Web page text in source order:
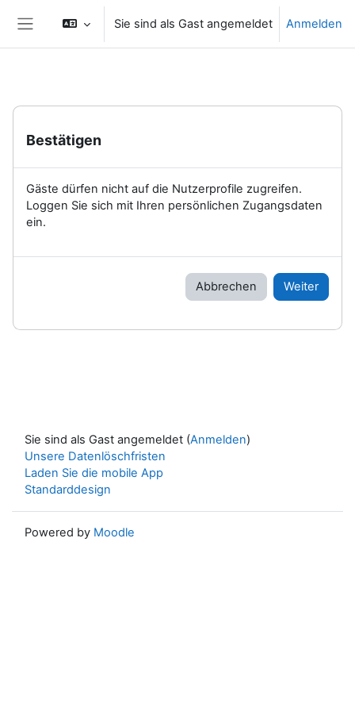
Website-Übersicht
Sie sind als Gast angemeldet Anmelden
Bestätigen
Gäste dürfen nicht auf die Nutzerprofile zugreifen.
Loggen Sie sich mit Ihren persönlichen Zugangsdaten
ein.
Abbrechen Weiter
Sie sind als Gast angemeldet (Anmelden)
Unsere Datenlöschfristen
Laden Sie die mobile App
Standarddesign
Powered by Moodle